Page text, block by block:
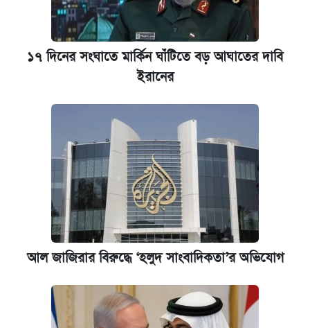
১৭ দিনের সংঘাতে মার্কিন ঘাঁটিতে বড় আঘাতের দাবি
ইরানের
আল জাজিরার বিরুদ্ধে ‘হলুদ সাংবাদিকতা’র অভিযোগ